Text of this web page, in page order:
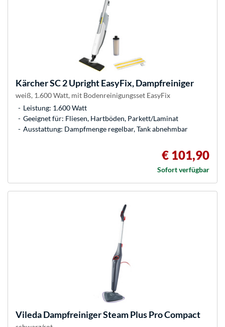
KärcherSC 2 Upright EasyFix, Dampfreiniger
weiß, 1.600 Watt, mit Bodenreinigungsset EasyFix
Leistung: 1.600 Watt
Geeignet für: Fliesen, Hartböden, Parkett/Laminat
Ausstattung: Dampfmenge regelbar, Tank abnehmbar
€ 101,90
Sofort verfügbar
ViledaDampfreiniger Steam Plus Pro Compact